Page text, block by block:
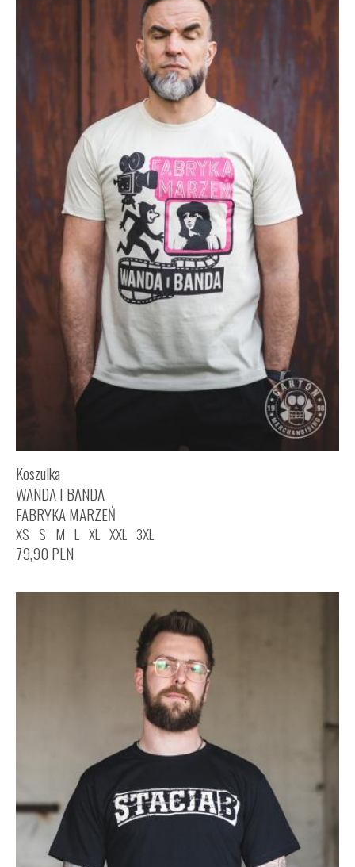
Koszulka
WANDA I BANDA
FABRYKA MARZEŃ
XS S M L XL XXL 3XL
79,90 PLN